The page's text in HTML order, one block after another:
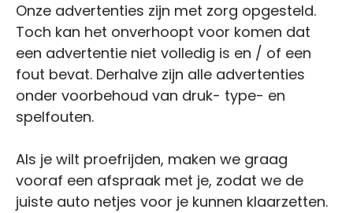
Onze advertenties zijn met zorg opgesteld.
Toch kan het onverhoopt voor komen dat
een advertentie niet volledig is en / of een
fout bevat. Derhalve zijn alle advertenties
onder voorbehoud van druk- type- en
spelfouten.
Als je wilt proefrijden, maken we graag
vooraf een afspraak met je, zodat we de
juiste auto netjes voor je kunnen klaarzetten.